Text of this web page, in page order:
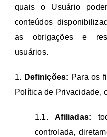
quais o Usuário
conteúdos
as obrigações e
usuários.
1. Definições: Para os
Política de Privacidade,
1.1.Afiliadas:
controlada,